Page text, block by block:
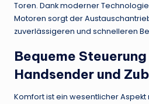
Toren. Dank moderner
Motoren sorgt der
zuverlässigeren und schnelleren
Bequeme
Handsender und
Komfort ist ein wesentlicher